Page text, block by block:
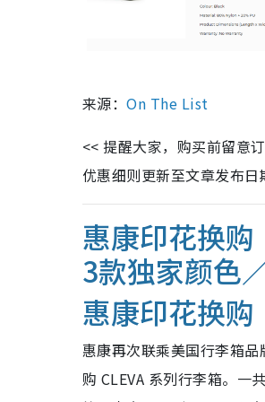
来源：On The List
<< 提醒大家，购买前留意
优惠细则更新至文章发布
惠康印花换
3款独家颜色
惠康印花换
惠康再次联乘美国行李箱
购 CLEVA 系列行李箱。一